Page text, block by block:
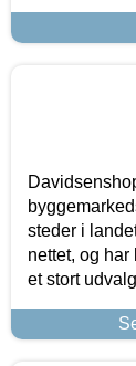
steder i
nettet, og
et stort